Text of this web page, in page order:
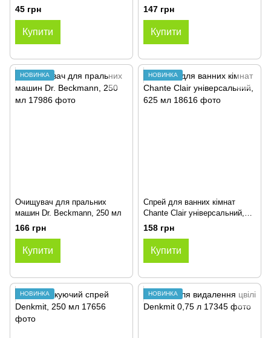
45 грн
Купити
нальоту підвищеної
потужності, 625 мл
147 грн
Купити
НОВИНКА
Очищувач для пральних
машин Dr. Beckmann, 250 мл
166 грн
Купити
НОВИНКА
Спрей для ванних кімнат
Chante Clair універсальний,
625 мл
158 грн
Купити
НОВИНКА НОВИНКА